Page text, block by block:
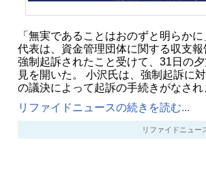
「無実であることはおのずと明らか
代表は、資金管理団体に関する収支報
強制起訴されたこと受けて、31日の
見を開いた。 小沢氏は、強制起訴に
の議決によって起訴の手続きがなさ
リファイドニュースの続きを読む...
リファイドニュー